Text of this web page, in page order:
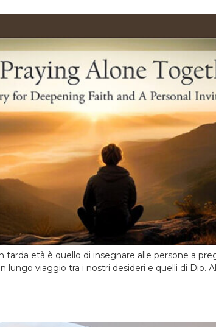
tarda età è quello di insegnare alle persone a
viaggio tra i nostri desideri e quelli di Dio.